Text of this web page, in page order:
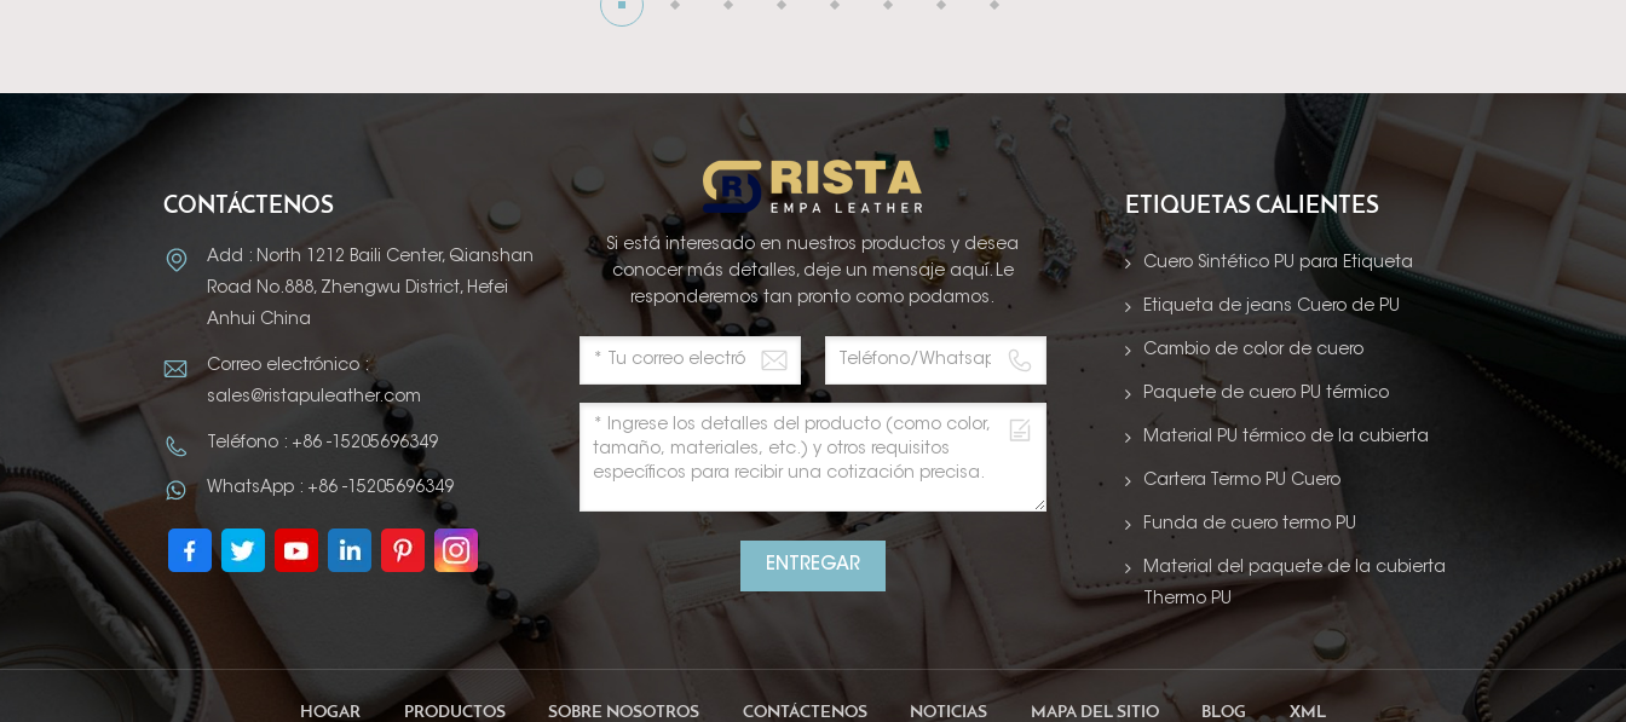
CONTÁCTENOS
Add : North 1212 Baili Center, Qianshan
Road No.888, Zhengwu District, Hefei
Anhui China
Correo electrónico :
sales@ristapuleather.com
Teléfono : +86 -15205696349
WhatsApp : +86 -15205696349
Si está interesado en nuestros productos y desea
conocer más detalles, deje un mensaje aquí. Le
responderemos tan pronto como podamos.
ENTREGAR
ETIQUETAS CALIENTES
Cuero Sintético PU para Etiqueta
Etiqueta de jeans Cuero de PU
Cambio de color de cuero
Paquete de cuero PU térmico
Material PU térmico de la cubierta
Cartera Termo PU Cuero
Funda de cuero termo PU
Material del paquete de la cubierta
Thermo PU
HOGAR PRODUCTOS SOBRE NOSOTROS CONTÁCTENOS NOTICIAS MAPA DEL SITIO BLOG XML